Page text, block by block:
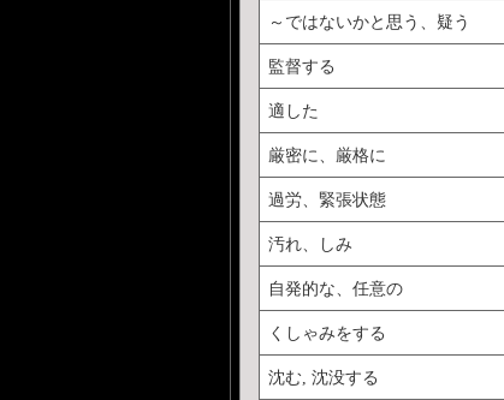
～ではないかと思う、疑う
監督する
適した
厳密に、厳格に
過労、緊張状態
汚れ、しみ
自発的な、任意の
くしゃみをする
沈む, 沈没する